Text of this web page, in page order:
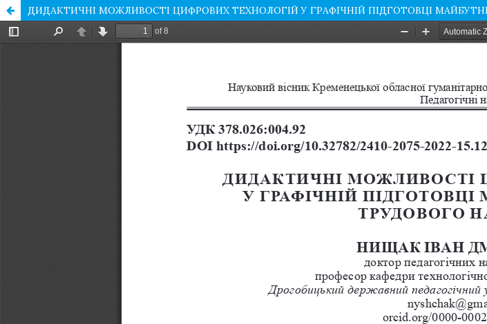
ДИДАКТИЧНІ МОЖЛИВОСТІ ЦИФРОВИХ ТЕХНОЛОГІЙ У ГРАФІЧНІЙ ПІДГОТОВЦІ